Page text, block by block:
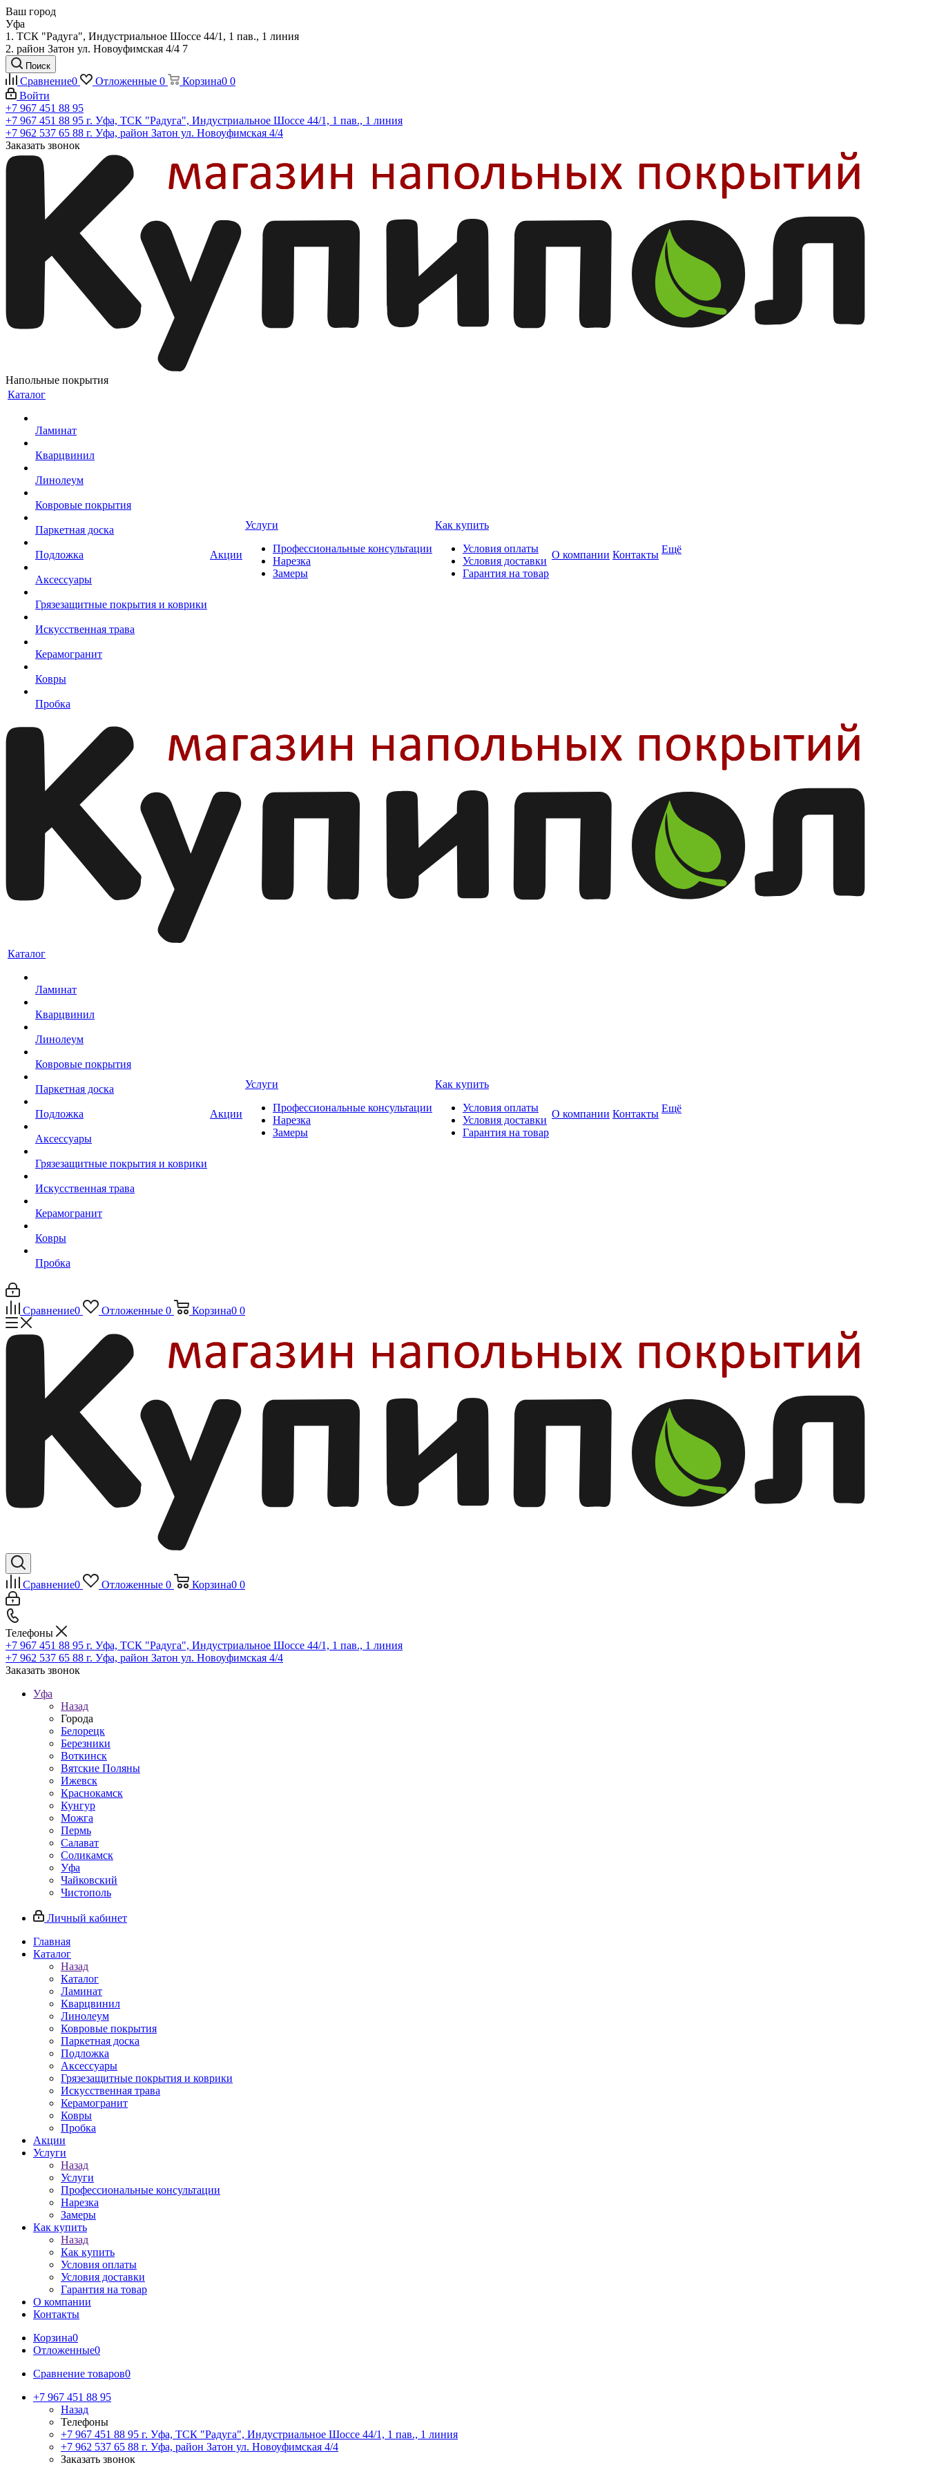
Ваш город
Уфа
1. ТСК "Радуга", Индустриальное Шоссе 44/1, 1 пав., 1 линия
2. район Затон ул. Новоуфимская 4/4 7
Поиск
Сравнение0 Отложенные 0 Корзина0 0
Войти
+7 967 451 88 95
+7 967 451 88 95 г. Уфа, ТСК "Радуга", Индустриальное Шоссе 44/1, 1 пав., 1 линия
+7 962 537 65 88 г. Уфа, район Затон ул. Новоуфимская 4/4
Заказать звонок
Напольные покрытия
Каталог
Ламинат
Кварцвинил
Линолеум
Ковровые покрытия
Паркетная доска
Подложка
Аксессуары
Грязезащитные покрытия и коврики
Искусственная трава
Керамогранит
Ковры
Пробка
Акции
Услуги
Профессиональные консультации
Нарезка
Замеры
Как купить
Условия оплаты
Условия доставки
Гарантия на товар
О компании Контакты Ещё
Каталог
Ламинат
Кварцвинил
Линолеум
Ковровые покрытия
Паркетная доска
Подложка
Аксессуары
Грязезащитные покрытия и коврики
Искусственная трава
Керамогранит
Ковры
Пробка
Акции
Услуги
Профессиональные консультации
Нарезка
Замеры
Как купить
Условия оплаты
Условия доставки
Гарантия на товар
О компании Контакты Ещё
Сравнение0 Отложенные 0 Корзина0 0
Сравнение0 Отложенные 0 Корзина0 0
Телефоны
+7 967 451 88 95 г. Уфа, ТСК "Радуга", Индустриальное Шоссе 44/1, 1 пав., 1 линия
+7 962 537 65 88 г. Уфа, район Затон ул. Новоуфимская 4/4
Заказать звонок
Уфа
Назад
Города
Белорецк
Березники
Воткинск
Вятские Поляны
Ижевск
Краснокамск
Кунгур
Можга
Пермь
Салават
Соликамск
Уфа
Чайковский
Чистополь
Личный кабинет
Главная
Каталог
Назад
Каталог
Ламинат
Кварцвинил
Линолеум
Ковровые покрытия
Паркетная доска
Подложка
Аксессуары
Грязезащитные покрытия и коврики
Искусственная трава
Керамогранит
Ковры
Пробка
Акции
Услуги
Назад
Услуги
Профессиональные консультации
Нарезка
Замеры
Как купить
Назад
Как купить
Условия оплаты
Условия доставки
Гарантия на товар
О компании
Контакты
Корзина0
Отложенные0
Сравнение товаров0
+7 967 451 88 95
Назад
Телефоны
+7 967 451 88 95 г. Уфа, ТСК "Радуга", Индустриальное Шоссе 44/1, 1 пав., 1 линия
+7 962 537 65 88 г. Уфа, район Затон ул. Новоуфимская 4/4
Заказать звонок